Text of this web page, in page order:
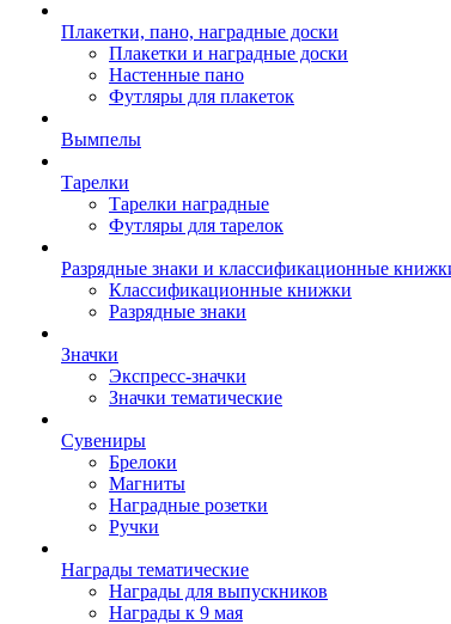
Плакетки, пано, наградные доски
Плакетки и наградные доски
Настенные пано
Футляры для плакеток
Вымпелы
Тарелки
Тарелки наградные
Футляры для тарелок
Разрядные знаки и классификационные
Классификационные книжки
Разрядные знаки
Значки
Экспресс-значки
Значки тематические
Сувениры
Брелоки
Магниты
Наградные розетки
Ручки
Награды тематические
Награды для выпускников
Награды к 9 мая